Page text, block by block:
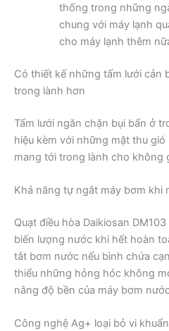
thống trong những
chung với máy lạnh
cho máy lạnh thêm
Có thiết kế những tấm lưới cản
trong lành hơn
Tấm lưới ngăn chặn bụi bẩn ở
hiệu kèm với những mặt thu
mang tới trong lành cho không
Khả năng tự ngắt máy bơm khi
Quạt điều hòa Daikiosan
biến lượng nước khi hết hoàn
tắt bơm nước nếu bình chứa
thiểu những hỏng hóc không
nâng độ bền của máy bơm
Công nghệ Ag+ loại bỏ vi